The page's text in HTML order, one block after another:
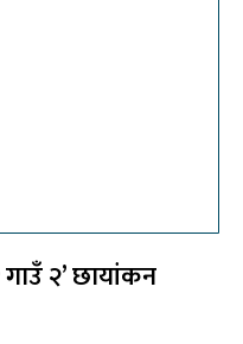
२’ छायांकन